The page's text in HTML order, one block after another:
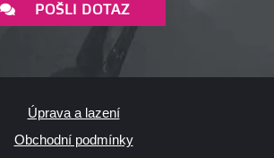
POŠLI DOTAZ
Úprava a lazení
Obchodní podmínky